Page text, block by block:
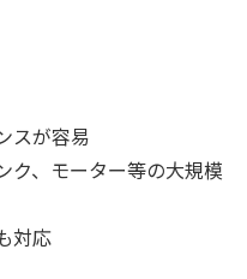
スが容易
ク、モーター等の大規模
対応